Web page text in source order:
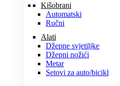
Kišobrani
Automatski
Ručni
Alati
Džepne svjetiljke
Džepni nožići
Metar
Setovi za auto/bicikl